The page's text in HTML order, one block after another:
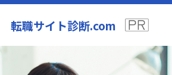
転職サイト診断.com